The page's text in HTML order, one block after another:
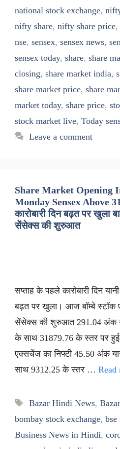
national stock exchange,
nifty share, nifty share price,
nse, sensex, sensex news,
sensex today, share, share
closing, share market india,
share market price, share
market today, share price,
stock market live, Today
Leave a comment
Share Market Opening
Monday Sensex Above
कारोबारी दिन बढ़त पर खुला
सेंसेक्स की शुरुआत
सप्ताह के पहले कारोबारी दिन
बढ़त पर खुला। आज बॉम्बे
सेंसेक्स की शुरुआत 291.04 अंक
के साथ 31879.76 के स्तर पर
एक्सचेंज का निफ्टी 45.50 अंक
साथ 9312.25 के स्तर … Read
Tags
Bazar Hindi News,
bombay stock exchange, bse
Business News in Hindi,